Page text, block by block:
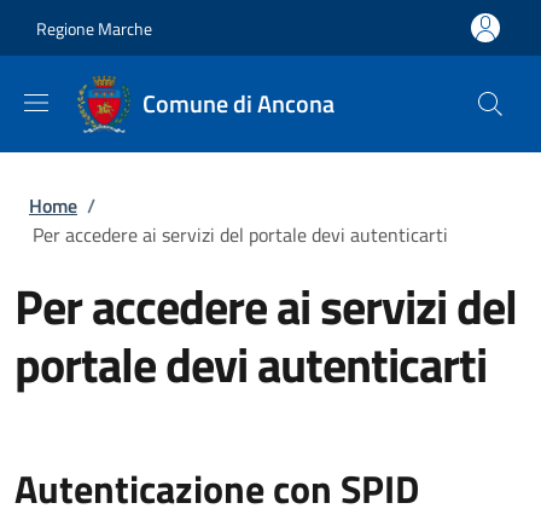
Regione Marche
Comune di Ancona
Briciole di pane
Home /
Per accedere ai servizi del portale devi autenticarti
Per accedere ai servizi del
portale devi autenticarti
Autenticazione con SPID